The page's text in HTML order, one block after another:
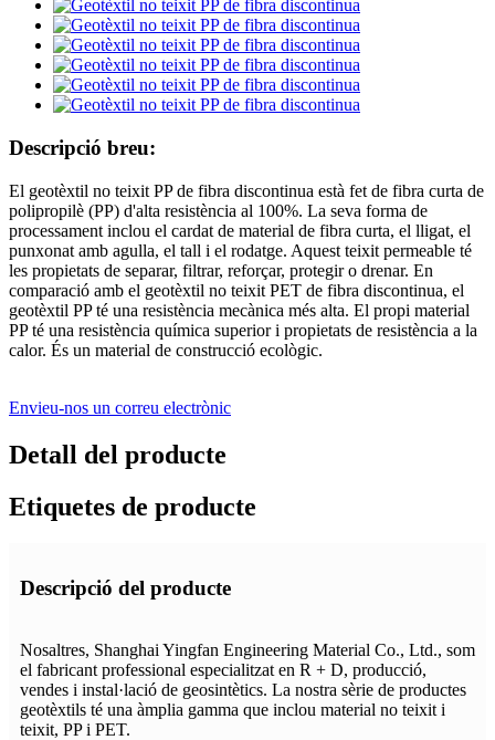
Descripció breu:
El geotèxtil no teixit PP de fibra discontinua està fet de fibra curta de
polipropilè (PP) d'alta resistència al 100%. La seva forma de
processament inclou el cardat de material de fibra curta, el lligat, el
punxonat amb agulla, el tall i el rodatge. Aquest teixit permeable té
les propietats de separar, filtrar, reforçar, protegir o drenar. En
comparació amb el geotèxtil no teixit PET de fibra discontinua, el
geotèxtil PP té una resistència mecànica més alta. El propi material
PP té una resistència química superior i propietats de resistència a la
calor. És un material de construcció ecològic.
Envieu-nos un correu electrònic
Detall del producte
Etiquetes de producte
Descripció del producte
Nosaltres, Shanghai Yingfan Engineering Material Co., Ltd., som
el fabricant professional especialitzat en R + D, producció,
vendes i instal·lació de geosintètics. La nostra sèrie de productes
geotèxtils té una àmplia gamma que inclou material no teixit i
teixit, PP i PET.